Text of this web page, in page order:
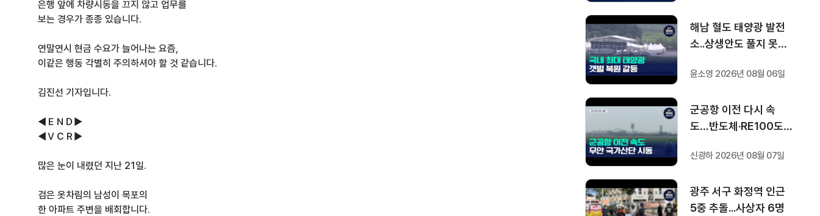
은행 앞에 차량시동을 끄지 않고 업무를
보는 경우가 종종 있습니다.
연말연시 현금 수요가 늘어나는 요즘,
이같은 행동 각별히 주의하셔야 할 것 같습니다.
김진선 기자입니다.
◀ＥＮＤ▶
◀ＶＣＲ▶
많은 눈이 내렸던 지난 21일.
검은 옷차림의 남성이 목포의
한 아파트 주변을 배회합니다.
해남 혈도 태양광 발전
소..상생안도 풀지 못한
윤소영 2026년 08월 06일
군공항 이전 다시 속
도…반도체·RE100도
신광하 2026년 08월 07일
광주 서구 화정역 인근
5중 추돌...사상자 6명